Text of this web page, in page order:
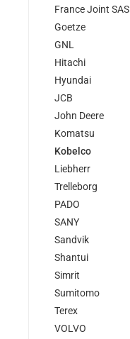
France Joint SAS
Goetze
GNL
Hitachi
Hyundai
JCB
John Deere
Komatsu
Kobelco
Liebherr
Trelleborg
PADO
SANY
Sandvik
Shantui
Simrit
Sumitomo
Terex
VOLVO